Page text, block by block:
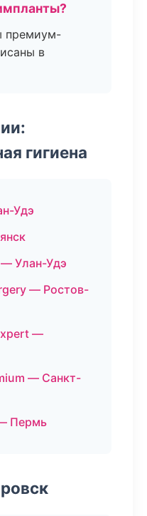
премиум-
в
гигиена
Удэ
Улан-Удэ
— Ростов-
—
— Санкт-
Пермь